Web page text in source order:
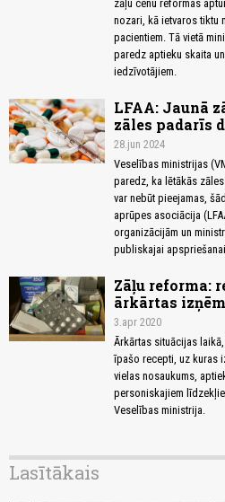
zāļu cenu reformas
nozari, kā ietvaros tiktu
pacientiem. Tā vietā
paredz aptieku skaita
iedzīvotājiem.
LFAA: Jaunā
zāles padarīs
28.jun 2024
Veselības ministrijas
paredz, ka lētākās
var nebūt pieejamas,
aprūpes asociācija
organizācijām un
publiskajai
Zāļu reforma:
ārkārtas
3.apr 2020
Ārkārtas situācijas
īpašo recepti, uz kuras
vielas nosaukums,
personiskajiem
Veselības ministrija.
Lasītākais